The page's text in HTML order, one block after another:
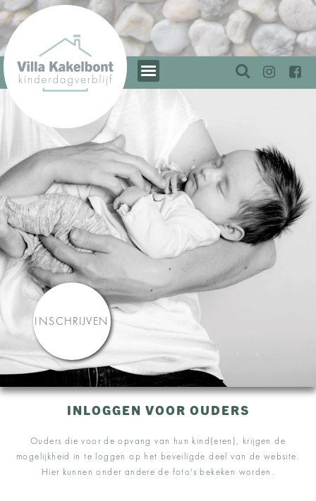
INSCHRIJVEN
INLOGGEN VOOR OUDERS
Ouders die voor de opvang van hun kind(eren), krijgen de
mogelijkheid in te loggen op het beveiligde deel van de website.
Hier kunnen onder andere de foto's bekeken worden.